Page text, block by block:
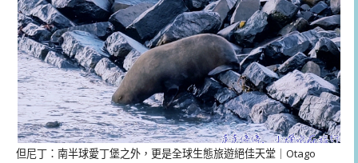
但尼丁：南半球愛丁堡之外，更是全球生態旅遊絕佳天堂｜Otago